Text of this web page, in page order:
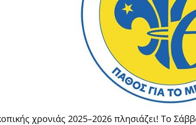
χρονιάς 2025–2026 πλησιάζει! Το